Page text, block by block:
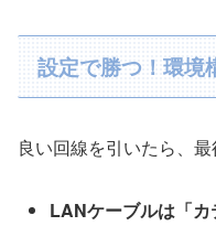
設定で勝つ！環境
良い回線を引いたら、
LANケーブルは「カ